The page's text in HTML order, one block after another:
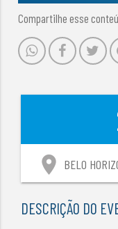
Compartilhe esse
location_on BELO
DESCRIÇÃO DO